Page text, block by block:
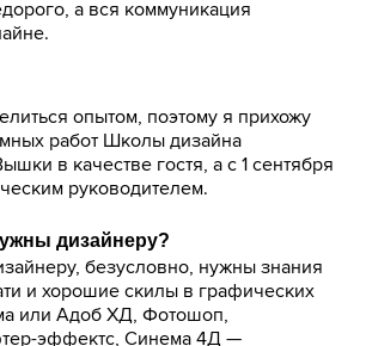
а вся коммуникация
опытом, поэтому я прихожу
работ Школы дизайна
в качестве гостя, а с 1 сентября
руководителем.
дизайнеру?
безусловно, нужны знания
и хорошие скилы в графических
или Адоб ХД, Фотошоп,
эффектс, Синема 4Д —